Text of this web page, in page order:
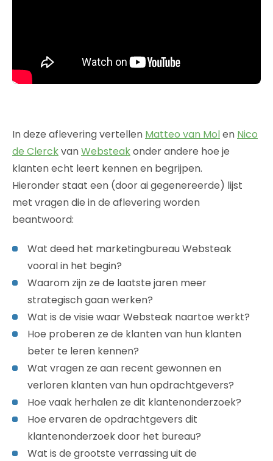
In deze aflevering vertellen Matteo van Molen Nico
de ClerckvanWebsteakonder andere hoe je
klanten echt leert kennen en begrijpen.
Hieronder staat een (door ai gegenereerde) lijst
met vragen die in de aflevering worden
beantwoord:
Wat deed het marketingbureau Websteak
vooral in het begin?
Waarom zijn ze de laatste jaren meer
strategisch gaan werken?
Wat is de visie waar Websteak naartoe werkt?
Hoe proberen ze de klanten van hun klanten
beter te leren kennen?
Wat vragen ze aan recent gewonnen en
verloren klanten van hun opdrachtgevers?
Hoe vaak herhalen ze dit klantenonderzoek?
Hoe ervaren de opdrachtgevers dit
klantenonderzoek door het bureau?
Wat is de grootste verrassing uit de